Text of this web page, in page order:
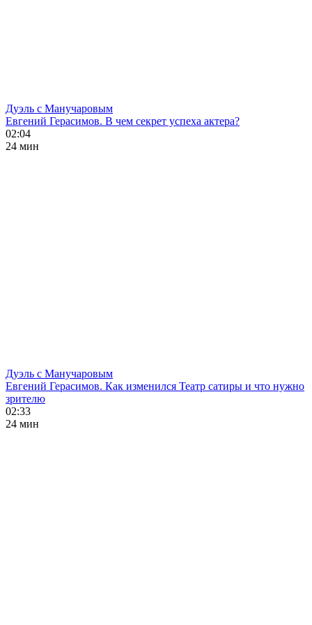
Дуэль с Манучаровым
Евгений Герасимов. В чем секрет успеха актера?
02:04
24 мин
Дуэль с Манучаровым
Евгений Герасимов. Как изменился Театр сатиры и что нужно
зрителю
02:33
24 мин